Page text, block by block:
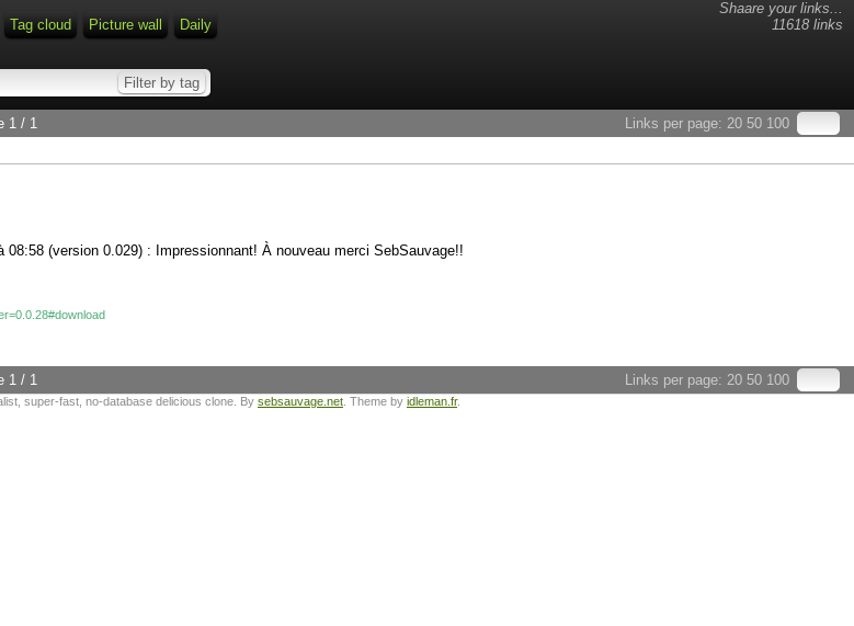
Shaare your links...
11618 links
Tag cloud Picture wall Daily
Links per page: 20 50 100
1 / 1
(version 0.029) : Impressionnant! À nouveau merci SebSauvage!!
Links per page: 20 50 100
1 / 1
super-fast, no-database delicious clone. By sebsauvage.net . Theme by idleman.fr.